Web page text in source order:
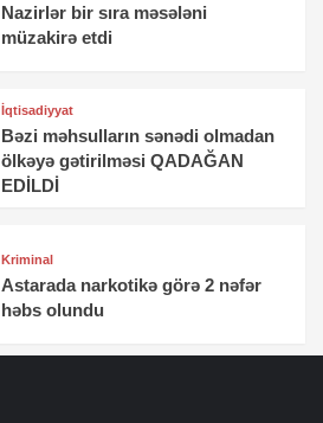
Nazirlər bir sıra məsələni
müzakirə etdi
İqtisadiyyat
Bəzi məhsulların sənədi olmadan
ölkəyə gətirilməsi QADAĞAN
EDİLDİ
Kriminal
Astarada narkotikə görə 2 nəfər
həbs olundu